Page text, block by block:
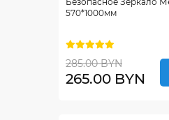
570*1000мм
285.00 BYN
265.00 BYN